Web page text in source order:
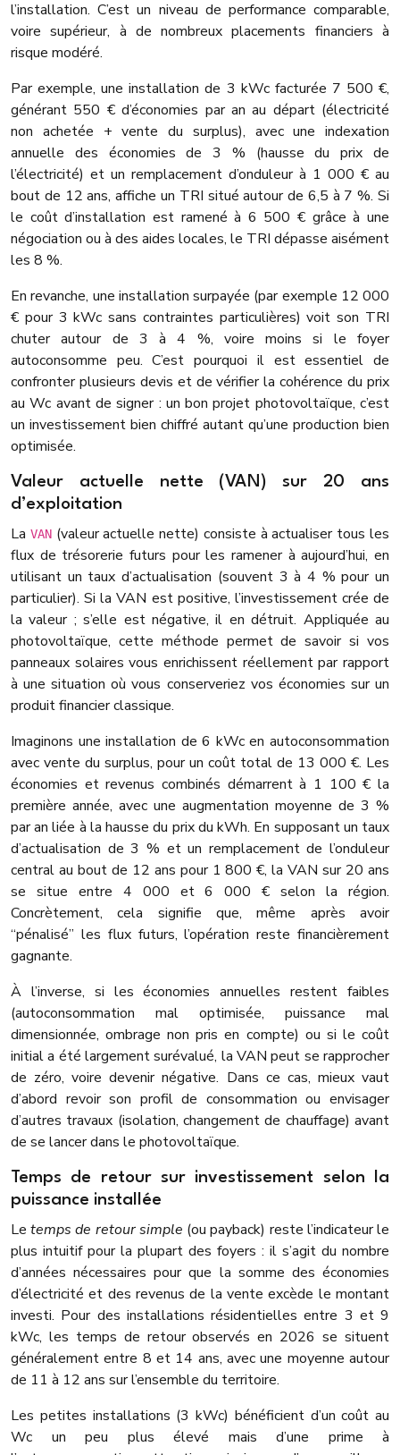
l’installation. C’est un niveau de performance comparable,
voire supérieur, à de nombreux placements financiers à
risque modéré.
Par exemple, une installation de 3 kWc facturée 7 500 €,
générant 550 € d’économies par an au départ (électricité
non achetée + vente du surplus), avec une indexation
annuelle des économies de 3 % (hausse du prix de
l’électricité) et un remplacement d’onduleur à 1 000 € au
bout de 12 ans, affiche un TRI situé autour de 6,5 à 7 %. Si
le coût d’installation est ramené à 6 500 € grâce à une
négociation ou à des aides locales, le TRI dépasse aisément
les 8 %.
En revanche, une installation surpayée (par exemple 12 000
€ pour 3 kWc sans contraintes particulières) voit son TRI
chuter autour de 3 à 4 %, voire moins si le foyer
autoconsomme peu. C’est pourquoi il est essentiel de
confronter plusieurs devis et de vérifier la cohérence du prix
au Wc avant de signer : un bon projet photovoltaïque, c’est
un investissement bien chiffré autant qu’une production bien
optimisée.
Valeur actuelle nette (VAN) sur 20 ans
d’exploitation
La VAN(valeur actuelle nette) consiste à actualiser tous les
flux de trésorerie futurs pour les ramener à aujourd’hui, en
utilisant un taux d’actualisation (souvent 3 à 4 % pour un
particulier). Si la VAN est positive, l’investissement crée de
la valeur ; s’elle est négative, il en détruit. Appliquée au
photovoltaïque, cette méthode permet de savoir si vos
panneaux solaires vous enrichissent réellement par rapport
à une situation où vous conserveriez vos économies sur un
produit financier classique.
Imaginons une installation de 6 kWc en autoconsommation
avec vente du surplus, pour un coût total de 13 000 €. Les
économies et revenus combinés démarrent à 1 100 € la
première année, avec une augmentation moyenne de 3 %
par an liée à la hausse du prix du kWh. En supposant un taux
d’actualisation de 3 % et un remplacement de l’onduleur
central au bout de 12 ans pour 1 800 €, la VAN sur 20 ans
se situe entre 4 000 et 6 000 € selon la région.
Concrètement, cela signifie que, même après avoir
“pénalisé” les flux futurs, l’opération reste financièrement
gagnante.
À l’inverse, si les économies annuelles restent faibles
(autoconsommation mal optimisée, puissance mal
dimensionnée, ombrage non pris en compte) ou si le coût
initial a été largement surévalué, la VAN peut se rapprocher
de zéro, voire devenir négative. Dans ce cas, mieux vaut
d’abord revoir son profil de consommation ou envisager
d’autres travaux (isolation, changement de chauffage) avant
de se lancer dans le photovoltaïque.
Temps de retour sur investissement selon la
puissance installée
Letemps de retour simple (ou payback) reste l’indicateur le
plus intuitif pour la plupart des foyers : il s’agit du nombre
d’années nécessaires pour que la somme des économies
d’électricité et des revenus de la vente excède le montant
investi. Pour des installations résidentielles entre 3 et 9
kWc, les temps de retour observés en 2026 se situent
généralement entre 8 et 14 ans, avec une moyenne autour
de 11 à 12 ans sur l’ensemble du territoire.
Les petites installations (3 kWc) bénéficient d’un coût au
Wc un peu plus élevé mais d’une prime à